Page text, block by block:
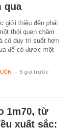
qua
giới thiệu đến phái
thói quen chăm
cô duy trì suốt hơn
để có được một
- 5 giờ trước
1m70, từ
xuất sắc: